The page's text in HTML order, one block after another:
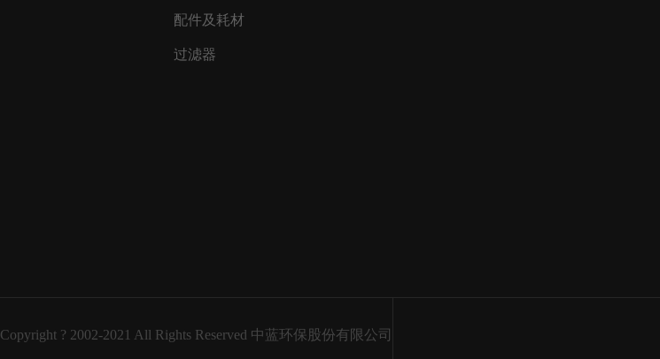
配件及耗材
过滤器
Copyright ? 2002-2021 All Rights Reserved 中蓝环保股份有限公司